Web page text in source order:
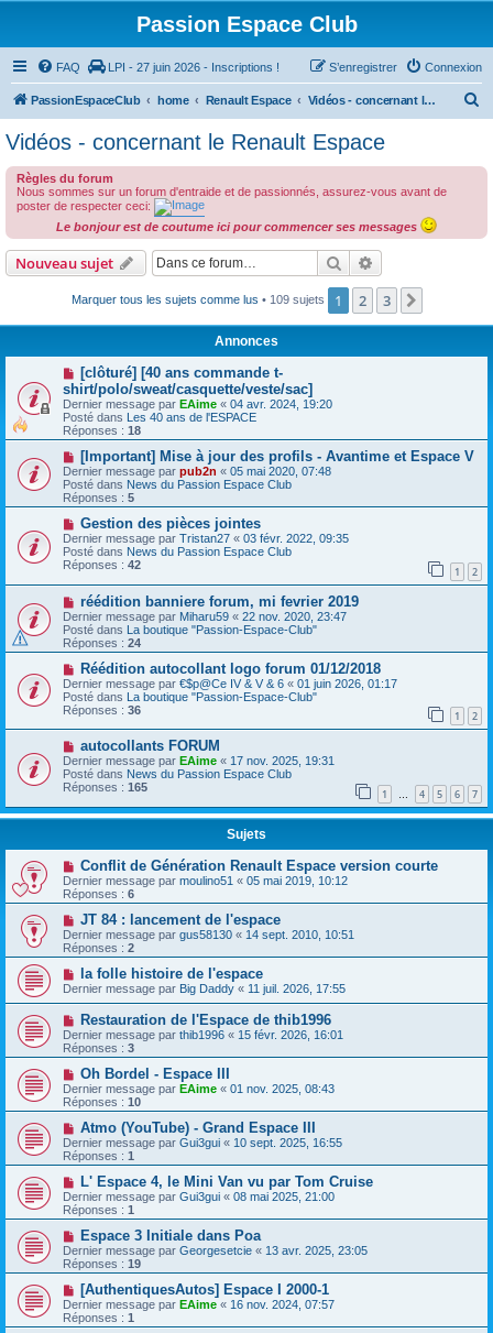
Passion Espace Club
FAQ LPI - 27 juin 2026 - Inscriptions ! Connexion
S’enregistrer
PassionEspaceClub home Renault Espace Vidéos - concernant le Renault Espace
Vidéos - concernant le Renault Espace
Règles du forum
Nous sommes sur un forum d'entraide et de passionnés, assurez-vous avant de
poster de respecter ceci:
Le bonjour est de coutume ici pour commencer ses messages
Nouveau sujet Rechercher
Marquer tous les sujets comme lus • 109 sujets 1 2 3
Annonces
[clôturé] [40 ans commande t-
shirt/polo/sweat/casquette/veste/sac]
Dernier message par EAime « 04 avr. 2024, 19:20
Posté dans Les 40 ans de l'ESPACE
Réponses : 18
[Important] Mise à jour des profils - Avantime et Espace V
Dernier message par pub2n « 05 mai 2020, 07:48
Posté dans News du Passion Espace Club
Réponses : 5
Gestion des pièces jointes
Dernier message par Tristan27 « 03 févr. 2022, 09:35
Posté dans News du Passion Espace Club
Réponses : 42 1 2
réédition banniere forum, mi fevrier 2019
Dernier message par Miharu59 « 22 nov. 2020, 23:47
Posté dans La boutique "Passion-Espace-Club"
Réponses : 24
Réédition autocollant logo forum 01/12/2018
Dernier message par €$p@Ce IV & V & 6 « 01 juin 2026, 01:17
Posté dans La boutique "Passion-Espace-Club"
Réponses : 36 1 2
autocollants FORUM
Dernier message par EAime « 17 nov. 2025, 19:31
Posté dans News du Passion Espace Club
Réponses : 165 1 … 4 5 6 7
Sujets
Conflit de Génération Renault Espace version courte
Dernier message par moulino51 « 05 mai 2019, 10:12
Réponses : 6
JT 84 : lancement de l'espace
Dernier message par gus58130 « 14 sept. 2010, 10:51
Réponses : 2
la folle histoire de l'espace
Dernier message par Big Daddy « 11 juil. 2026, 17:55
Restauration de l'Espace de thib1996
Dernier message par thib1996 « 15 févr. 2026, 16:01
Réponses : 3
Oh Bordel - Espace III
Dernier message par EAime « 01 nov. 2025, 08:43
Réponses : 10
Atmo (YouTube) - Grand Espace III
Dernier message par Gui3gui « 10 sept. 2025, 16:55
Réponses : 1
L' Espace 4, le Mini Van vu par Tom Cruise
Dernier message par Gui3gui « 08 mai 2025, 21:00
Réponses : 1
Espace 3 Initiale dans Poa
Dernier message par Georgesetcie « 13 avr. 2025, 23:05
Réponses : 19
[AuthentiquesAutos] Espace I 2000-1
Dernier message par EAime « 16 nov. 2024, 07:57
Réponses : 1